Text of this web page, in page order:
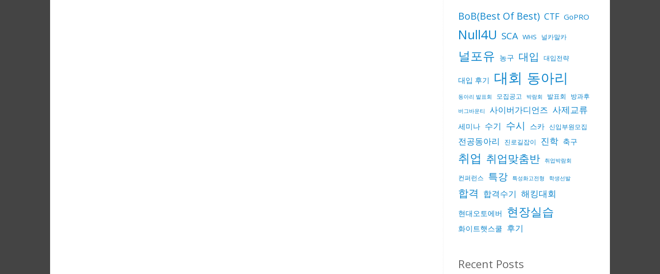
BoB(Best Of Best) CTF GoPRO
Null4U SCA WHS 널카말카
널포유 농구 대입 대입전략
대입 후기 대회 동아리
동아리 발표회 모집공고 박람회 발표회 방과후
버그바운티 사이버가디언즈 사제교류
세미나 수기 수시 스카 신입부원모집
전공동아리 진로길잡이 진학 축구
취업 취업맞춤반 취업박람회
컨퍼런스 특강 특성화고전형 학생선발
합격 합격수기 해킹대회
현대오토에버 현장실습
화이트햇스쿨 후기
Recent Posts